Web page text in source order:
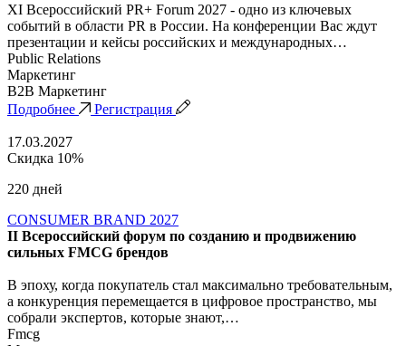
XI Всероссийский PR+ Forum 2027 - одно из ключевых
событий в области PR в России. На конференции Вас ждут
презентации и кейсы российских и международных…
Public Relations
Маркетинг
B2B Маркетинг
Подробнее
Регистрация
17.03.2027
Скидка 10%
220 дней
CONSUMER BRAND 2027
II Всероссийский форум по созданию и продвижению
сильных FMCG брендов
В эпоху, когда покупатель стал максимально требовательным,
а конкуренция перемещается в цифровое пространство, мы
собрали экспертов, которые знают,…
Fmcg